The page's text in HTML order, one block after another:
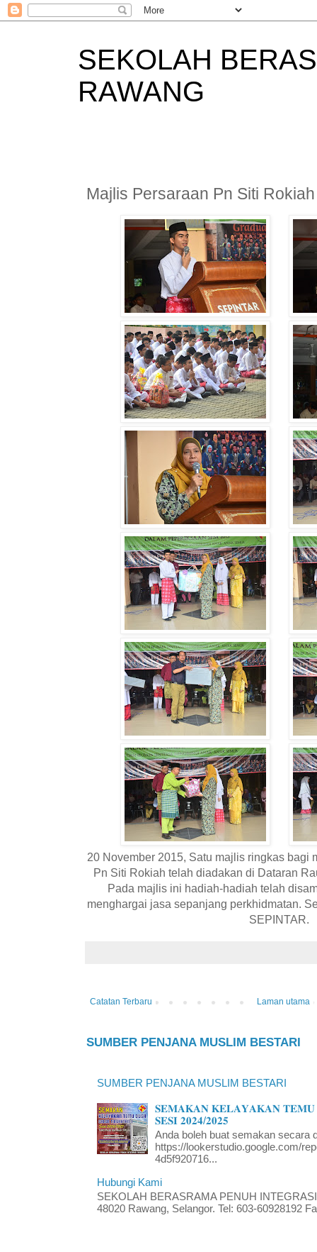
SEKOLAH
RAWANG
Majlis Persaraan Pn Siti Rokiah
20 November 2015, Satu majlis ringkas bagi
Pn Siti Rokiah telah diadakan di Dataran
Pada majlis ini hadiah-hadiah telah
menghargai jasa sepanjang perkhidmatan.
SEPINTAR.
Catatan Terbaru Laman utama
SUMBER PENJANA MUSLIM BESTARI
SUMBER PENJANA MUSLIM BESTARI
𝐒𝐄𝐌𝐀𝐊𝐀𝐍 𝐊𝐄𝐋𝐀𝐘𝐀𝐊𝐀𝐍 𝐓𝐄𝐌𝐔
𝐒𝐄𝐒𝐈 𝟐𝟎𝟐𝟒/𝟐𝟎𝟐𝟓
Anda boleh buat semakan secara
https://lookerstudio.google.com/
4d5f920716...
Hubungi Kami
SEKOLAH BERASRAMA PENUH
48020 Rawang, Selangor. Tel: 603-60928192